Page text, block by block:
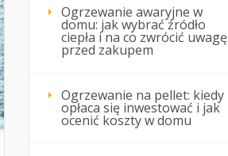
Ogrzewanie awaryjne w
domu: jak wybrać źródło
ciepła i na co zwrócić uwagę
przed zakupem
Ogrzewanie na pellet: kiedy
opłaca się inwestować i jak
ocenić koszty w domu